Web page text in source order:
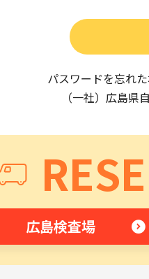
パスワードを忘れ
（一社）広島県
広島検査場